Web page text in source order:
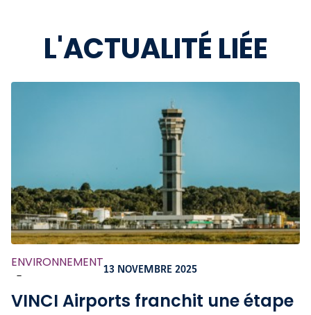
L'ACTUALITÉ LIÉE
ENVIRONNEMENT
-
13 NOVEMBRE 2025
VINCI Airports franchit une étape